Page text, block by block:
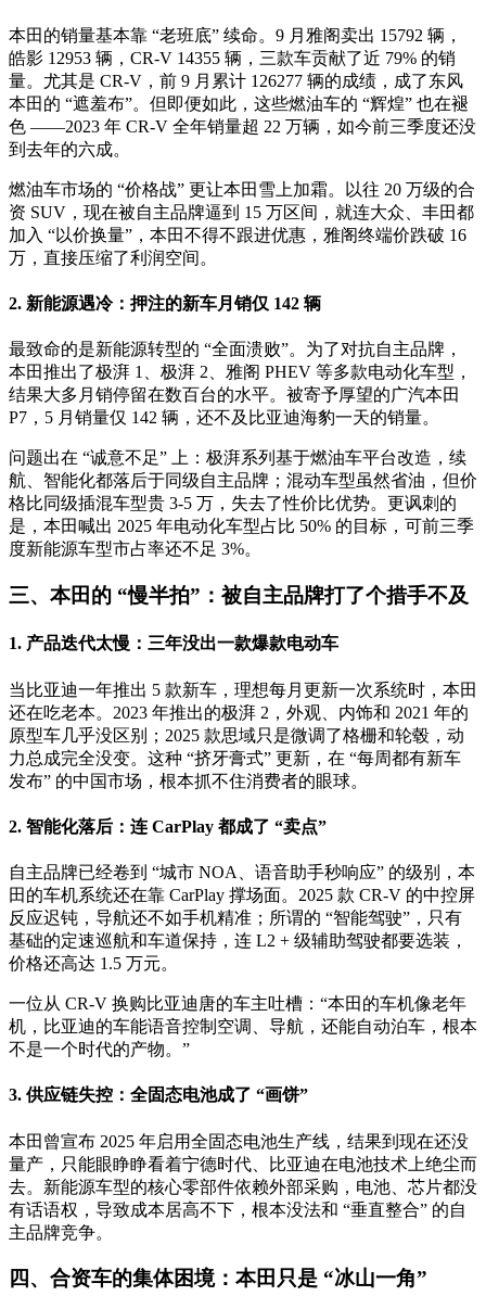
本田的销量基本靠 “老班底” 续命。9 月雅阁卖出 15792 辆，
皓影 12953 辆，CR-V 14355 辆，三款车贡献了近 79% 的销
量。尤其是 CR-V，前 9 月累计 126277 辆的成绩，成了东风
本田的 “遮羞布”。但即便如此，这些燃油车的 “辉煌” 也在褪
色 ——2023 年 CR-V 全年销量超 22 万辆，如今前三季度还没
到去年的六成。
燃油车市场的 “价格战” 更让本田雪上加霜。以往 20 万级的合
资 SUV，现在被自主品牌逼到 15 万区间，就连大众、丰田都
加入 “以价换量”，本田不得不跟进优惠，雅阁终端价跌破 16
万，直接压缩了利润空间。
2. 新能源遇冷：押注的新车月销仅 142 辆
最致命的是新能源转型的 “全面溃败”。为了对抗自主品牌，
本田推出了极湃 1、极湃 2、雅阁 PHEV 等多款电动化车型，
结果大多月销停留在数百台的水平。被寄予厚望的广汽本田
P7，5 月销量仅 142 辆，还不及比亚迪海豹一天的销量。
问题出在 “诚意不足” 上：极湃系列基于燃油车平台改造，续
航、智能化都落后于同级自主品牌；混动车型虽然省油，但价
格比同级插混车型贵 3-5 万，失去了性价比优势。更讽刺的
是，本田喊出 2025 年电动化车型占比 50% 的目标，可前三季
度新能源车型市占率还不足 3%。
三、本田的 “慢半拍”：被自主品牌打了个措手不及
1. 产品迭代太慢：三年没出一款爆款电动车
当比亚迪一年推出 5 款新车，理想每月更新一次系统时，本田
还在吃老本。2023 年推出的极湃 2，外观、内饰和 2021 年的
原型车几乎没区别；2025 款思域只是微调了格栅和轮毂，动
力总成完全没变。这种 “挤牙膏式” 更新，在 “每周都有新车
发布” 的中国市场，根本抓不住消费者的眼球。
2. 智能化落后：连 CarPlay 都成了 “卖点”
自主品牌已经卷到 “城市 NOA、语音助手秒响应” 的级别，本
田的车机系统还在靠 CarPlay 撑场面。2025 款 CR-V 的中控屏
反应迟钝，导航还不如手机精准；所谓的 “智能驾驶”，只有
基础的定速巡航和车道保持，连 L2 + 级辅助驾驶都要选装，
价格还高达 1.5 万元。
一位从 CR-V 换购比亚迪唐的车主吐槽：“本田的车机像老年
机，比亚迪的车能语音控制空调、导航，还能自动泊车，根本
不是一个时代的产物。”
3. 供应链失控：全固态电池成了 “画饼”
本田曾宣布 2025 年启用全固态电池生产线，结果到现在还没
量产，只能眼睁睁看着宁德时代、比亚迪在电池技术上绝尘而
去。新能源车型的核心零部件依赖外部采购，电池、芯片都没
有话语权，导致成本居高不下，根本没法和 “垂直整合” 的自
主品牌竞争。
四、合资车的集体困境：本田只是 “冰山一角”